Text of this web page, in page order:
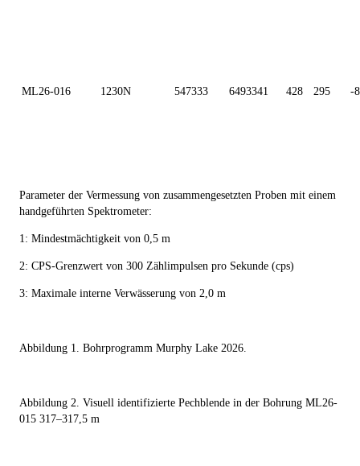
ML26-016 1230N 547333 6493341 428 295 -
Parameter der Vermessung von zusammengesetzten Proben mit einem
handgeführten Spektrometer:
1: Mindestmächtigkeit von 0,5 m
2: CPS-Grenzwert von 300 Zählimpulsen pro Sekunde (cps)
3: Maximale interne Verwässerung von 2,0 m
Abbildung 1. Bohrprogramm Murphy Lake 2026.
Abbildung 2. Visuell identifizierte Pechblende in der Bohrung ML26-
015 317–317,5 m